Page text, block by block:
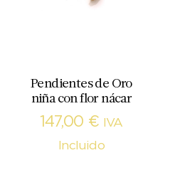
Pendientes de Oro
niña con flor nácar
147,00 €
IVA
Incluido